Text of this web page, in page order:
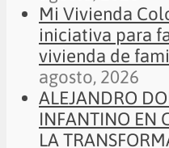
Mi Vivienda
iniciativa para
vivienda de
agosto, 2026
ALEJANDRO
INFANTINO EN
LA